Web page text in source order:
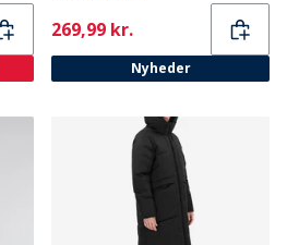
Current
269,99 kr.
Nyheder